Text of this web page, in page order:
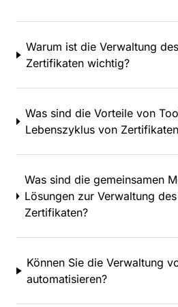
Uruguay
Usbekistan
Vanuatu
Venezuela, Bolivarische Republik
Vereinigte Arabische Emirate
Vereinigtes Königreich
Vietnam
Wallis und Futuna
Westsahara
Zentralafrikanische Republik
Zypern
Warum ist die Verwaltung
Zertifikaten wichtig?
Was sind die Vorteile von
Lebenszyklus von
Was sind die gemeinsamen
Lösungen zur Verwaltung
Zertifikaten?
Können Sie die Verwaltung
automatisieren?